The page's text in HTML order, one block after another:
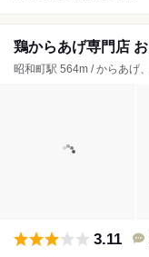
鶏からあげ専門店
昭和町駅 564m / からあげ
3.11